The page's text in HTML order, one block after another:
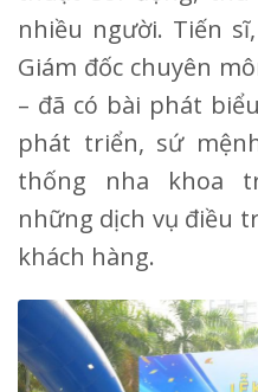
nhiều người. Tiến
Giám đốc chuyên
– đã có bài phát
phát triển, sứ
thống nha khoa
những dịch vụ điều
khách hàng.